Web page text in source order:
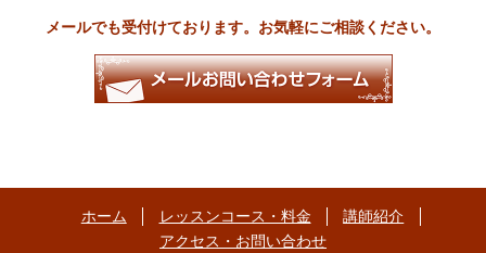
メールでも受付けております。お気軽にご相談ください。
ホーム レッスンコース・料金
講師紹介
アクセス・お問い合わせ